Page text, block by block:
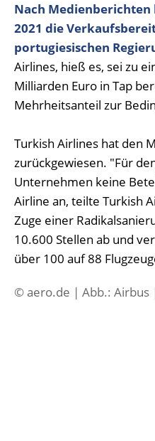
Nach
2021 die
portugiesischen
Airlines, hieß es, sei zu
Milliarden Euro in Tap
Mehrheitsanteil zur
Turkish Airlines hat den
zurückgewiesen. "Für
Unternehmen keine
Airline an, teilte Turkish
Zuge einer
10.600 Stellen ab und
über 100 auf 88
© aero.de | Abb.: Airbus